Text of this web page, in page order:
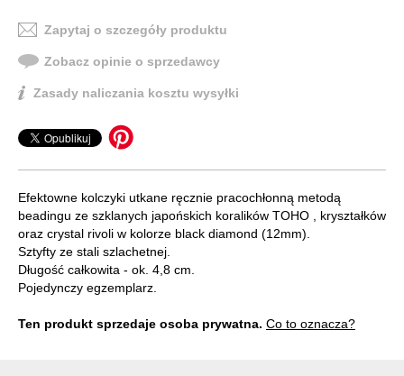
Zapytaj o szczegóły produktu
Zobacz opinie o sprzedawcy
Zasady naliczania kosztu wysyłki
Efektowne kolczyki utkane ręcznie pracochłonną metodą
beadingu ze szklanych japońskich koralików TOHO , kryształków
oraz crystal rivoli w kolorze black diamond (12mm).
Sztyfty ze stali szlachetnej.
Długość całkowita - ok. 4,8 cm.
Pojedynczy egzemplarz.
Ten produkt sprzedaje osoba prywatna. Co to oznacza?